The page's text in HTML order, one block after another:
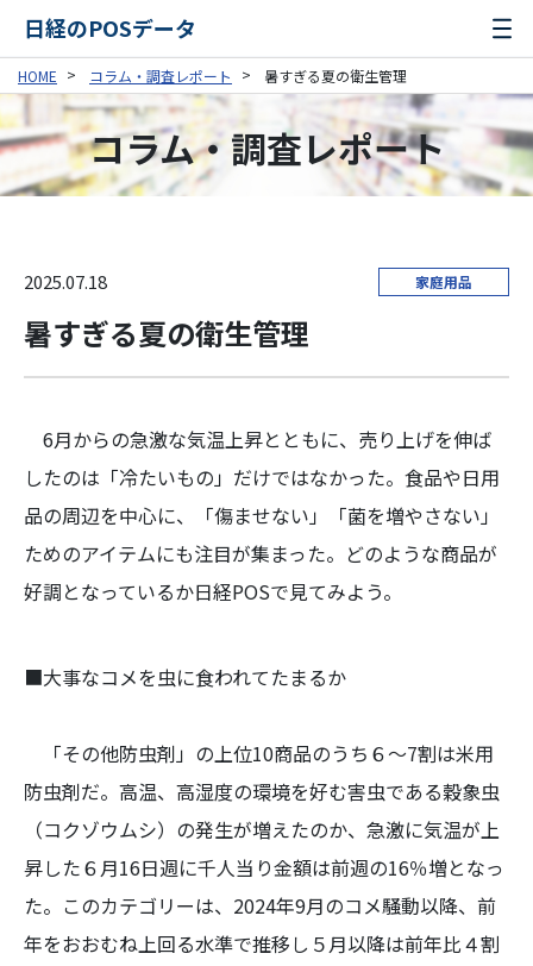
日経のPOSデータ
HOME コラム・調査レポート 暑すぎる夏の衛生管理
コラム・調査レポート
2025.07.18 家庭用品
暑すぎる夏の衛生管理
6月からの急激な気温上昇とともに、売り上げを伸ば
したのは「冷たいもの」だけではなかった。食品や日用
品の周辺を中心に、「傷ませない」「菌を増やさない」
ためのアイテムにも注目が集まった。どのような商品が
好調となっているか日経POSで見てみよう。
■大事なコメを虫に食われてたまるか
「その他防虫剤」の上位10商品のうち６～7割は米用
防虫剤だ。高温、高湿度の環境を好む害虫である穀象虫
（コクゾウムシ）の発生が増えたのか、急激に気温が上
昇した６月16日週に千人当り金額は前週の16％増となっ
た。このカテゴリーは、2024年9月のコメ騒動以降、前
年をおおむね上回る水準で推移し５月以降は前年比４割